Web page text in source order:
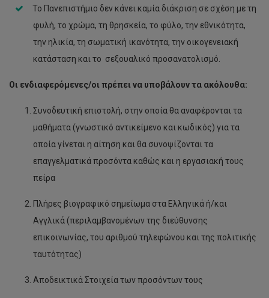
Το Πανεπιστήμιο δεν κάνει καμία διάκριση σε σχέση με τη
φυλή, το χρώμα, τη θρησκεία, το φύλο, την εθνικότητα,
την ηλικία, τη σωματική ικανότητα, την οικογενειακή
κατάσταση και το σεξουαλικό προσανατολισμό.
Οι ενδιαφερόμενες/οι πρέπει να υποβάλουν τα ακόλουθα:
Συνοδευτική επιστολή, στην οποία θα αναφέρονται τα
μαθήματα (γνωστικό αντικείμενο και κωδικός) για τα
οποία γίνεται η αίτηση και θα συνοψίζονται τα
επαγγελματικά προσόντα καθώς και η εργασιακή τους
πείρα
Πλήρες βιογραφικό σημείωμα στα Ελληνικά ή/και
Αγγλικά (περιλαμβανομένων της διεύθυνσης
επικοινωνίας, του αριθμού τηλεφώνου και της πολιτικής
ταυτότητας)
Αποδεικτικά Στοιχεία των προσόντων τους